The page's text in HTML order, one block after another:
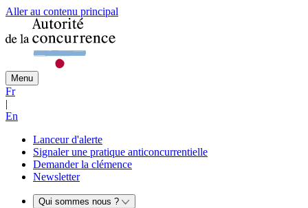
Aller au contenu principal
Menu
Fr
|
En
Lanceur d'alerte
Signaler une pratique anticoncurrentielle
Demander la clémence
Newsletter
Qui sommes nous ?